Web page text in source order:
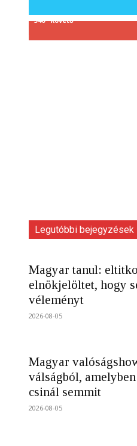
340 Követő
Legutóbbi bejegyzések
Magyar tanul:
elnökjelöltet, hogy
véleményt
2026-08-05
Magyar
válságból,
csinál semmit
2026-08-05